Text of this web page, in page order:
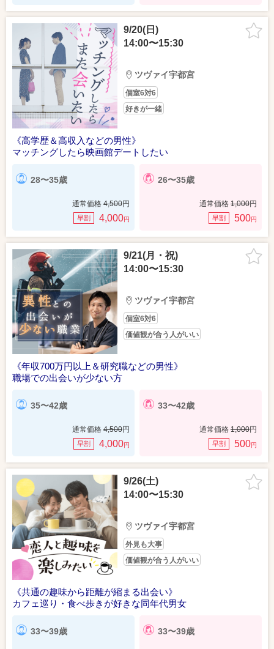
9/20(日)
14:00〜15:30
ツヴァイ宇都宮
個室6対6
好きが一緒
《高学歴＆高収入などの男性》
マッチングしたら映画館デートしたい
28〜35歳
通常価格 4,500円
早割 4,000円
26〜35歳
通常価格 1,000円
早割 500円
9/21(月・祝)
14:00〜15:30
ツヴァイ宇都宮
個室6対6
価値観が合う人がいい
《年収700万円以上＆研究職などの男性》
職場での出会いが少ない方
35〜42歳
通常価格 4,500円
早割 4,000円
33〜42歳
通常価格 1,000円
早割 500円
9/26(土)
14:00〜15:30
ツヴァイ宇都宮
外見も大事
価値観が合う人がいい
《共通の趣味から距離が縮まる出会い》
カフェ巡り・食べ歩きが好きな同年代男女
33〜39歳 33〜39歳